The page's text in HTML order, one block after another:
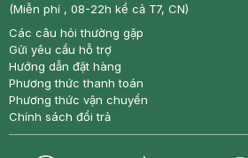
(Miễn phí , 08-22h kể cả T7, CN)
Các câu hỏi thường gặp
Gửi yêu cầu hỗ trợ
Hướng dẫn đặt hàng
Phương thức thanh toán
Phương thức vận chuyển
Chính sách đổi trả